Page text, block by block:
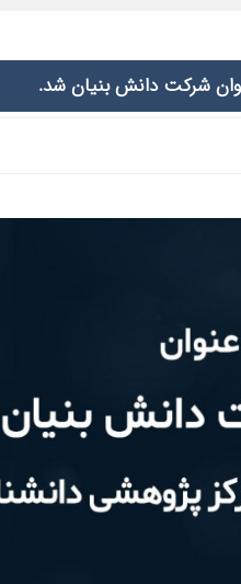
شرکت دانش بنیان شد.